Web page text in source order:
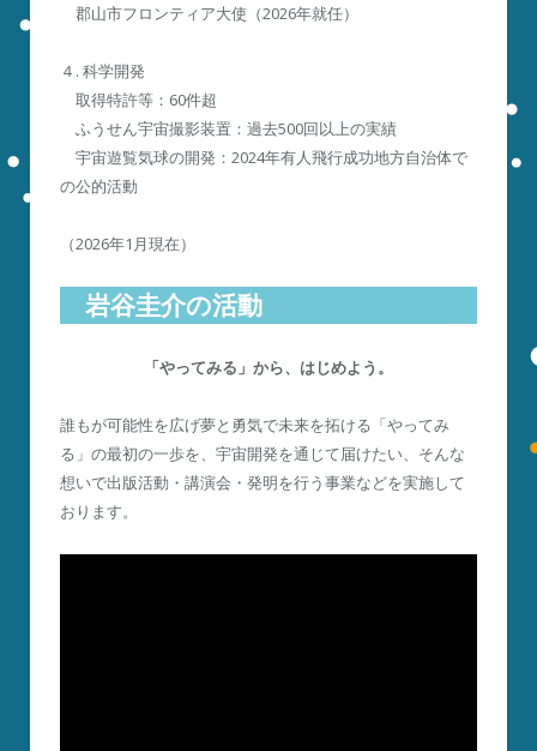
郡山市フロンティア大使（2026年就任）
４. 科学開発
取得特許等：60件超
ふうせん宇宙撮影装置：過去500回以上の実績
宇宙遊覧気球の開発：2024年有人飛行成功地方自治体で
の公的活動
（2026年1月現在）
岩谷圭介の活動
「やってみる」から、はじめよう。
誰もが可能性を広げ夢と勇気で未来を拓ける「やってみ
る」の最初の一歩を、宇宙開発を通じて届けたい、そんな
想いで出版活動・講演会・発明を行う事業などを実施して
おります。